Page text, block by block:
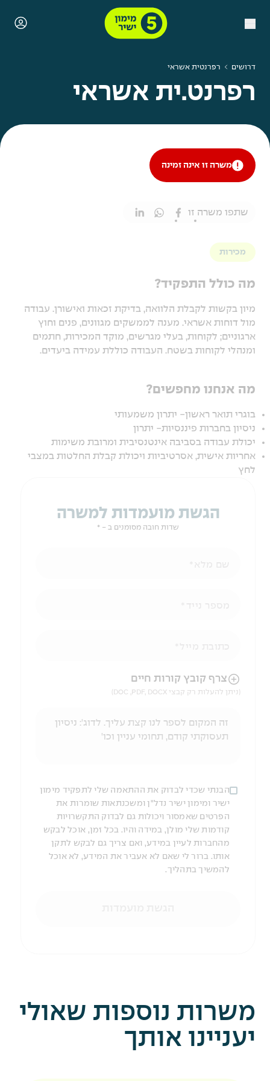
דרושים רפרנטית אשראי
רפרנט.ית אשראי
משרה זו אינה זמינה
שתפו משרה זו
מכירות
מה כולל התפקיד?
מיון בקשות לקבלת הלוואה, בדיקת זכאות ואישורן. עבודה
מול דוחות אשראי. מענה לממשקים מגוונים, פנים וחוץ
ארגוניים; לקוחות, בעלי מגרשים, מוקד המכירות, חתמים
ומנהלי לקוחות בשטח. העבודה כוללת עמידה ביעדים.
מה אנחנו מחפשים?
בוגרי תואר ראשון- יתרון משמעותי
ניסיון בחברות פיננסיות- יתרון
יכולת עבודה בסביבה אינטנסיבית ומרובת משימות
אחריות אישית, אסרטיביות ויכולת קבלת החלטות במצבי
לחץ
הגשת מועמדות למשרה
שדות חובה מסומנים ב - *
הניווט לאחר העלאת הקובץ באמצעות מקש ה-TAB
צרף קובץ קורות חיים
(ניתן להעלות רק קבצי DOC ,PDF, DOCX)
הבנתי שכדי לבדוק את ההתאמה שלי לתפקיד מימון
ישיר ומימון ישיר נדל"ן ומשכנתאות שומרות את
הפרטים שאמסור ויכולות גם לבדוק התקשרויות
קודמות שלי מולן, במידה והיו. בכל זמן, אוכל לבקש
מהחברות לעיין במידע, ואם צריך גם לבקש לתקן
אותו. ברור לי שאם לא אעביר את המידע, לא אוכל
להמשיך בתהליך.
משרות נוספות שאולי
יעניינו אותך